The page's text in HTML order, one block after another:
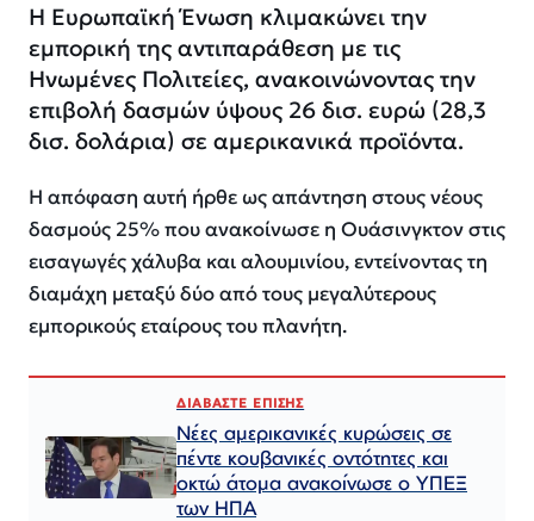
Η Ευρωπαϊκή Ένωση κλιμακώνει την
εμπορική της αντιπαράθεση με τις
Ηνωμένες Πολιτείες, ανακοινώνοντας την
επιβολή δασμών ύψους 26 δισ. ευρώ (28,3
δισ. δολάρια) σε αμερικανικά προϊόντα.
Η απόφαση αυτή ήρθε ως απάντηση στους νέους
δασμούς 25% που ανακοίνωσε η Ουάσινγκτον στις
εισαγωγές χάλυβα και αλουμινίου, εντείνοντας τη
διαμάχη μεταξύ δύο από τους μεγαλύτερους
εμπορικούς εταίρους του πλανήτη.
ΔΙΑΒΑΣΤΕ ΕΠΙΣΗΣ
Νέες αμερικανικές κυρώσεις σε
πέντε κουβανικές οντότητες και
οκτώ άτομα ανακοίνωσε ο ΥΠΕΞ
των ΗΠΑ